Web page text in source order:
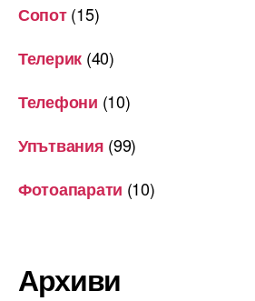
Сопот(15)
Телерик (40)
Телефони (10)
Упътвания (99)
Фотоапарати (10)
Архиви